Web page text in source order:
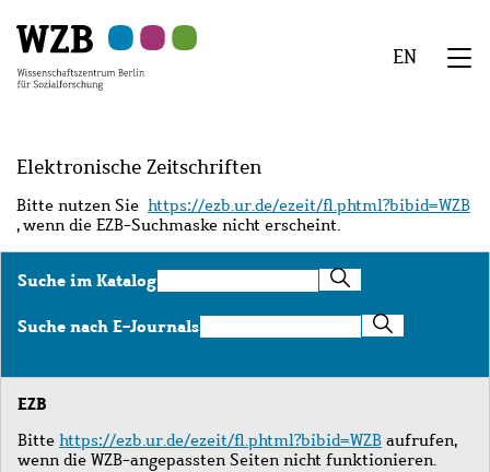
Hauptinhalt
springen
Navigation
springen
Suche
springen
Sekundärnavigation
springen
Fußzeile
springen
EN
Elektronische Zeitschriften
Bitte nutzen Sie https://ezb.ur.de/ezeit/fl.phtml?bibid=WZB
, wenn die EZB-Suchmaske nicht erscheint.
Suche im KatalogSuche
im
Katalog
Suche nach E-JournalsSuche
nach
Journals
EZB
Bitte https://ezb.ur.de/ezeit/fl.phtml?bibid=WZB aufrufen,
wenn die WZB-angepassten Seiten nicht funktionieren.